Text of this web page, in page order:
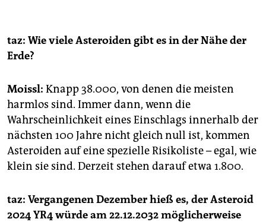
taz: Wie viele Asteroiden gibt es in der Nähe der
Erde?
Moissl: Knapp 38.000, von denen die meisten
harmlos sind. Immer dann, wenn die
Wahrscheinlichkeit eines Einschlags innerhalb der
nächsten 100 Jahre nicht gleich null ist, kommen
Asteroiden auf eine spezielle Risikoliste – egal, wie
klein sie sind. Derzeit stehen darauf etwa 1.800.
taz: Vergangenen Dezember hieß es, der Asteroid
2024 YR4 würde am 22.12.2032 möglicherweise